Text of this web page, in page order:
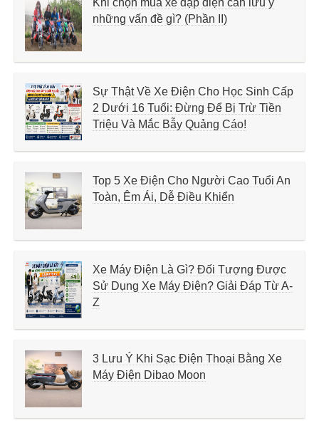
Khi chọn mua xe đạp điện cần lưu ý
những vấn đề gì? (Phần II)
Sự Thật Về Xe Điện Cho Học Sinh Cấp
2 Dưới 16 Tuổi: Đừng Để Bị Trừ Tiền
Triệu Và Mắc Bẫy Quảng Cáo!
Top 5 Xe Điện Cho Người Cao Tuổi An
Toàn, Êm Ái, Dễ Điều Khiển
Xe Máy Điện Là Gì? Đối Tượng Được
Sử Dụng Xe Máy Điện? Giải Đáp Từ A-
Z
3 Lưu Ý Khi Sạc Điện Thoại Bằng Xe
Máy Điện Dibao Moon